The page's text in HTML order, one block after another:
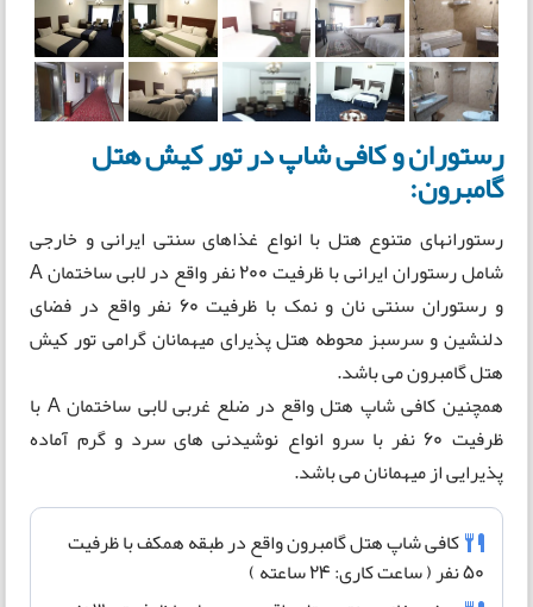
رستوران و کافی شاپ در تور کیش هتل
گامبرون:
رستورانهای متنوع هتل با انواع غذاهای سنتی ایرانی و خارجی
شامل رستوران ایرانی با ظرفیت 200 نفر واقع در لابی ساختمان A
و رستوران سنتی نان و نمک با ظرفیت 60 نفر واقع در فضای
دلنشین و سرسبز محوطه هتل پذیرای میهمانان گرامی تور کیش
هتل گامبرون می باشد.
همچنین کافی شاپ هتل واقع در ضلع غربی لابی ساختمان A با
ظرفیت 60 نفر با سرو انواع نوشیدنی های سرد و گرم آماده
پذیرایی از میهمانان می باشد.
کافی شاپ هتل گامبرون واقع در طبقه همکف با ظرفیت
50 نفر ( ساعت کاری: 24 ساعته )